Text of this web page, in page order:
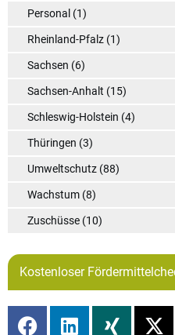
Personal (1)
Rheinland-Pfalz (1)
Sachsen (6)
Sachsen-Anhalt (15)
Schleswig-Holstein (4)
Thüringen (3)
Umweltschutz (88)
Wachstum (8)
Zuschüsse (10)
Kostenloser